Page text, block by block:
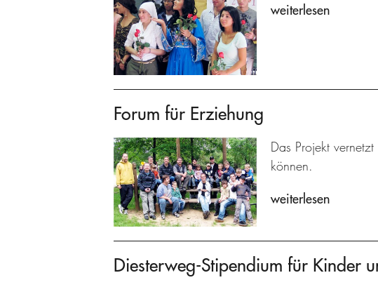
weiterlesen
Forum für Erziehung
Das Projekt
können.
weiterlesen
Diesterweg-Stipendium für Kinder